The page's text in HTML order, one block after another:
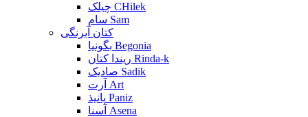
چیلک CHilek
سام Sam
کتان آبرنگی
بگونیا Begonia
ریندا کتان Rinda-k
صادیک Sadik
آرت Art
پانیذ Paniz
آسنا Asena